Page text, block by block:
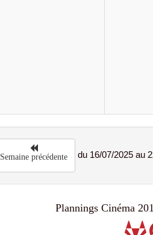
Semaine précédente du 16/07/2025 au
Plannings Cinéma